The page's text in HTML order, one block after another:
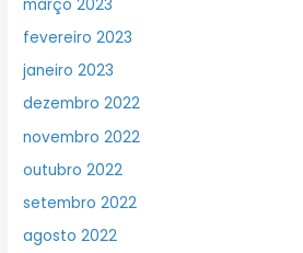
março 2023
fevereiro 2023
janeiro 2023
dezembro 2022
novembro 2022
outubro 2022
setembro 2022
agosto 2022